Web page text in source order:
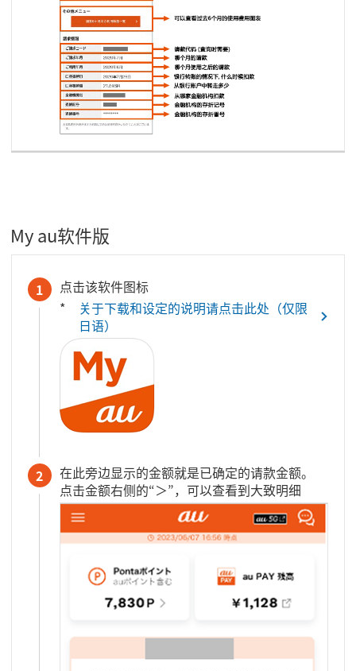
My au软件版
1
点击该软件图标
关于下载和设定的说明请点击此处（仅限
日语）
2
在此旁边显示的金额就是已确定的请款金额。
点击金额右侧的“＞”，可以查看到大致明细